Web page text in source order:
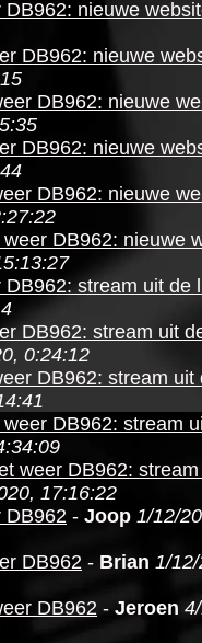
nieuwe
DB962: nieuwe
DB962: nieuwe
DB962: nieuwe
DB962: nieuwe
DB962: nieuwe
stream uit de
DB962: stream uit
0:24:12
DB962: stream uit
DB962: stream
weer DB962:
17:16:22
DB962 - Joop 1/12/
DB962 - Brian 1/
DB962 - Jeroen